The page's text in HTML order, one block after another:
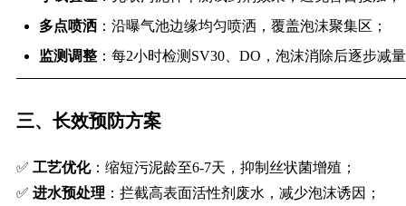
多点喷洒 ：沿曝气池边缘均匀喷洒，覆盖泡沫聚集区；
监测调整 ：每2小时检测SV30、DO，泡沫消除后逐步减量
三、长效预防方案
✅ 工艺优化：缩短污泥龄至6-7天，抑制丝状菌增殖；
✅ 进水预处理 ：拦截高表面活性剂废水，减少泡沫诱因；